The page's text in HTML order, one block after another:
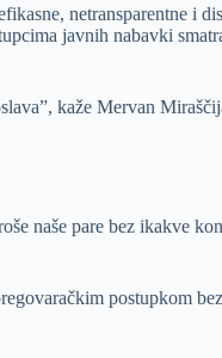
netransparentne i
javnih nabavki
kaže Mervan
naše pare bez ikakve
postupkom